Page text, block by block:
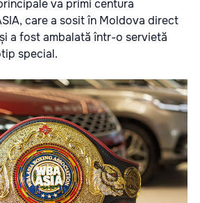
va primi centura
care a sosit în Moldova direct
a fost ambalată într-o servietă
special.